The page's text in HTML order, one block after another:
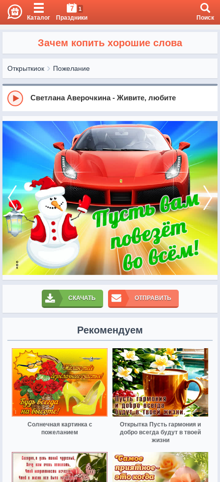
Каталог
7 1
Праздники Поиск
Зачем копить хорошие слова
Открыткиок Пожелание
Светлана Аверочкина - Живите, любите
СКАЧАТЬ ОТПРАВИТЬ
Рекомендуем
Солнечная картинка с
пожеланием
Открытка Пусть гармония и
добро всегда будут в твоей
жизни